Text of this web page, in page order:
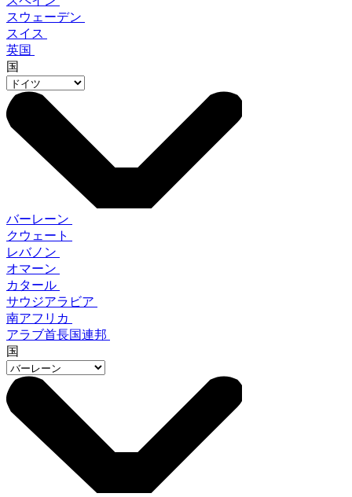
スウェーデン
スイス
英国
国
バーレーン
クウェート
レバノン
オマーン
カタール
サウジアラビア
南アフリカ
アラブ首長国連邦
国